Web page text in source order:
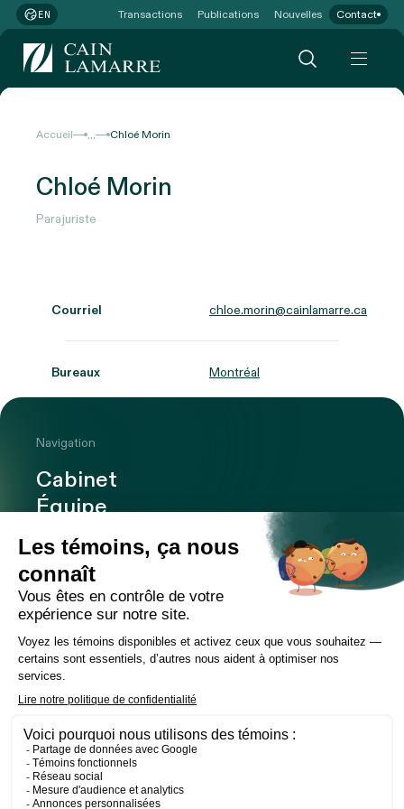
EN Transactions Publications Nouvelles Contact
Accueil ... Chloé Morin
Chloé Morin
Parajuriste
Courriel chloe.morin@cainlamarre.ca
Bureaux Montréal
Navigation
Cabinet
Équipe
Expertises
Bureaux
Carrière
Transactions
Nouvelles
Contact
LinkedIn Instagram